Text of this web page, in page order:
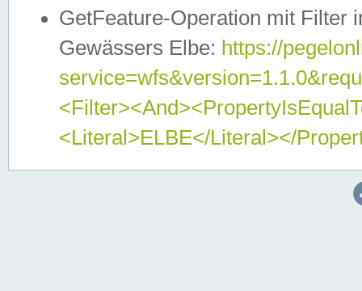
GetFeature-Operation mit Filter
Gewässers Elbe: https://
<Literal>ELBE</Literal></